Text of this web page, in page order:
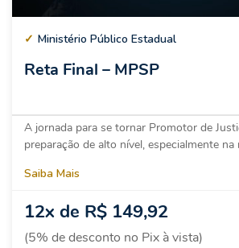
✓ Ministério Público Estadual
Reta Final – MPSP
A jornada para se tornar Promotor de
preparação de alto nível, especialmente
Saiba Mais
12x de R$ 149,92
(5% de desconto no Pix à vista)